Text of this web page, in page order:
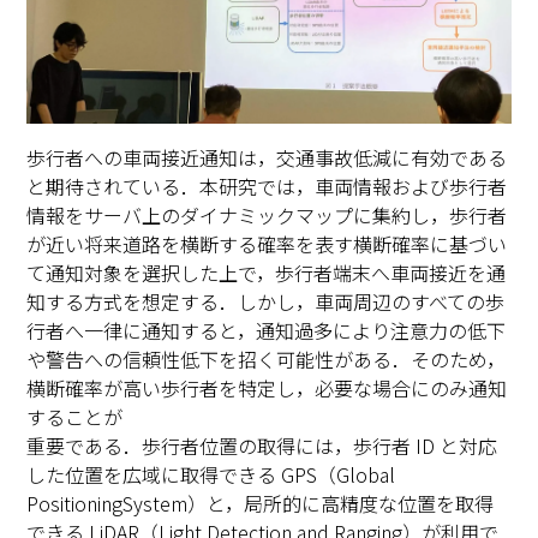
歩行者への車両接近通知は，交通事故低減に有効である
と期待されている．本研究では，車両情報および歩行者
情報をサーバ上のダイナミックマップに集約し，歩行者
が近い将来道路を横断する確率を表す横断確率に基づい
て通知対象を選択した上で，歩行者端末へ車両接近を通
知する方式を想定する．しかし，車両周辺のすべての歩
行者へ一律に通知すると，通知過多により注意力の低下
や警告への信頼性低下を招く可能性がある．そのため，
横断確率が高い歩行者を特定し，必要な場合にのみ通知
することが
重要である．歩行者位置の取得には，歩行者 ID と対応
した位置を広域に取得できる GPS（Global
PositioningSystem）と，局所的に高精度な位置を取得
できる LiDAR（Light Detection and Ranging）が利用で